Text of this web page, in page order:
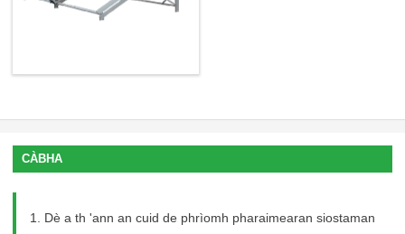
CÀBHA
1. Dè a th 'ann an cuid de phrìomh pharaimearan siostaman